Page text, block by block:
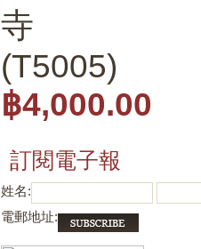
寺
(T5005)
฿4,000.00
訂閱電子報
姓名:
電郵地址: